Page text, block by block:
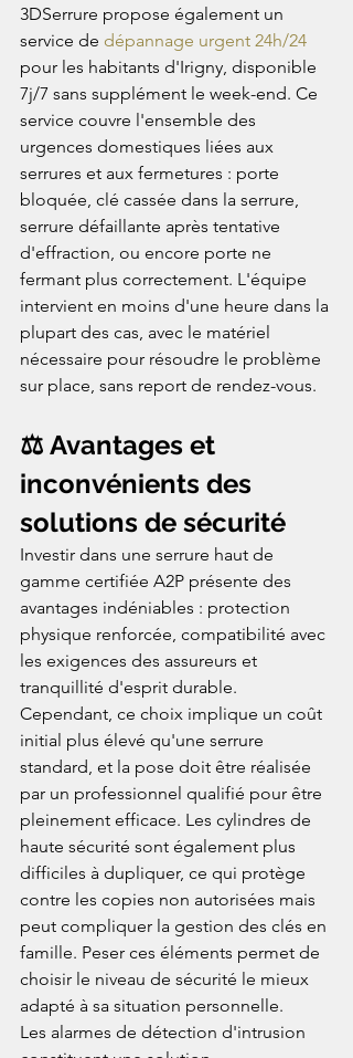
3DSerrure propose également un
service de dépannage urgent 24h/24
pour les habitants d'Irigny, disponible
7j/7 sans supplément le week-end. Ce
service couvre l'ensemble des
urgences domestiques liées aux
serrures et aux fermetures : porte
bloquée, clé cassée dans la serrure,
serrure défaillante après tentative
d'effraction, ou encore porte ne
fermant plus correctement. L'équipe
intervient en moins d'une heure dans la
plupart des cas, avec le matériel
nécessaire pour résoudre le problème
sur place, sans report de rendez-vous.
⚖️ Avantages et
inconvénients des
solutions de sécurité
Investir dans une serrure haut de
gamme certifiée A2P présente des
avantages indéniables : protection
physique renforcée, compatibilité avec
les exigences des assureurs et
tranquillité d'esprit durable.
Cependant, ce choix implique un coût
initial plus élevé qu'une serrure
standard, et la pose doit être réalisée
par un professionnel qualifié pour être
pleinement efficace. Les cylindres de
haute sécurité sont également plus
difficiles à dupliquer, ce qui protège
contre les copies non autorisées mais
peut compliquer la gestion des clés en
famille. Peser ces éléments permet de
choisir le niveau de sécurité le mieux
adapté à sa situation personnelle.
Les alarmes de détection d'intrusion